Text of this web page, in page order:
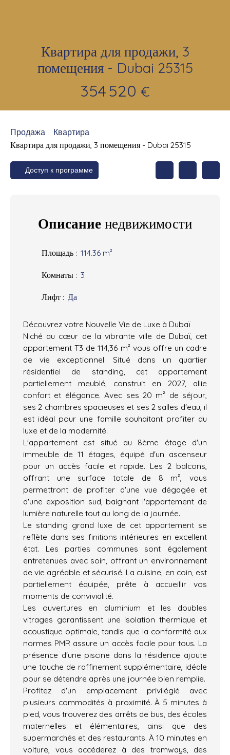
Квартира для продажи, 3
помещения - Dubai 25315
354 520 €
Продажа
Квартира
Квартира для продажи, 3 помещения - Dubai 25315
Доступ к программе
Описание недвижимости
Площадь : 114.36 m²
Комнаты : 3
Лифт : Да
Découvrez votre Nouvelle Vie de Luxe à Dubaï
Niché au cœur de la vibrante ville de Dubaï, cet
appartement T3 de 114,36 m² vous offre un cadre
de vie exceptionnel. Situé dans un quartier
résidentiel de standing, cet appartement
partiellement meublé, construit en 2027, allie
confort et élégance. Avec ses 20 m² de séjour,
ses 2 chambres spacieuses et ses 2 salles d'eau, il
est idéal pour une famille souhaitant profiter du
luxe et de la modernité.
L'appartement est situé au 8ème étage d'un
immeuble de 11 étages, équipé d'un ascenseur
pour un accès facile et rapide. Les 2 balcons,
offrant une surface totale de 8 m², vous
permettront de profiter d'une vue dégagée et
d'une exposition sud, baignant l'appartement de
lumière naturelle tout au long de la journée.
Le standing grand luxe de cet appartement se
reflète dans ses finitions intérieures en excellent
état. Les parties communes sont également
entretenues avec soin, offrant un environnement
de vie agréable et sécurisé. La cuisine, en coin, est
partiellement équipée, prête à accueillir vos
moments de convivialité.
Les ouvertures en aluminium et les doubles
vitrages garantissent une isolation thermique et
acoustique optimale, tandis que la conformité aux
normes PMR assure un accès facile pour tous. La
présence d'une piscine dans la résidence ajoute
une touche de raffinement supplémentaire, idéale
pour se détendre après une journée bien remplie.
Profitez d'un emplacement privilégié avec
plusieurs commodités à proximité. À 5 minutes à
pied, vous trouverez des arrêts de bus, des écoles
maternelles et élémentaires, ainsi que des
supermarchés et des restaurants. À 10 minutes en
voiture, vous accéderez à des tramways, des